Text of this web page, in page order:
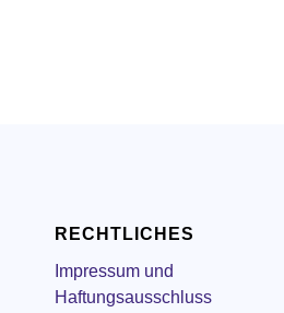
RECHTLICHES
Impressum und
Haftungsausschluss